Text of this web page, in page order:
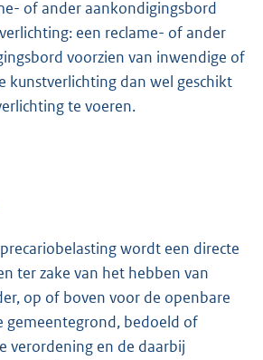
of ander aankondigingsbord
een reclame- of ander
voorzien van inwendige of
kunstverlichting dan wel geschikt
te voeren.
wordt een directe
ter zake van het hebben van
op of boven voor de openbare
gemeentegrond, bedoeld of
verordening en de daarbij